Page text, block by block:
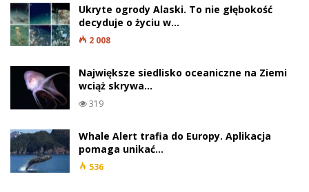
Ukryte ogrody Alaski. To nie głębokość
decyduje o życiu w…
2 008
Największe siedlisko oceaniczne na Ziemi
wciąż skrywa…
319
Whale Alert trafia do Europy. Aplikacja
pomaga unikać…
536